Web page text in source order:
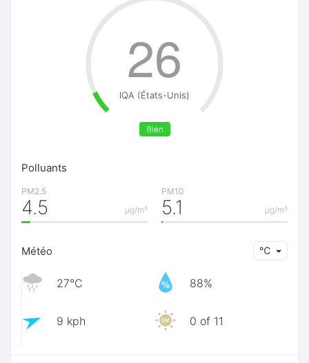
IQA (États-Unis)
Bien
26
Polluants
PM2.5
μg/m³
4.5
PM10
μg/m³
5.1
Météo ℃
27℃ 88%
9 kph 0 of 11